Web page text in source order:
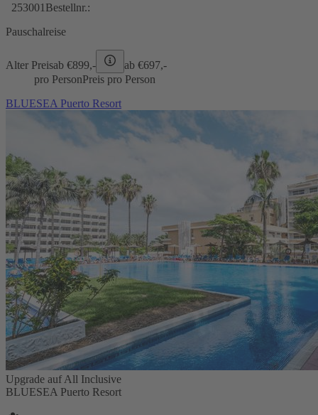
253001 Bestellnr.:
Pauschalreise
Alter Preisab €899,- ab €697,-
pro PersonPreis pro Person
BLUESEA Puerto Resort
Upgrade auf All Inclusive
BLUESEA Puerto Resort